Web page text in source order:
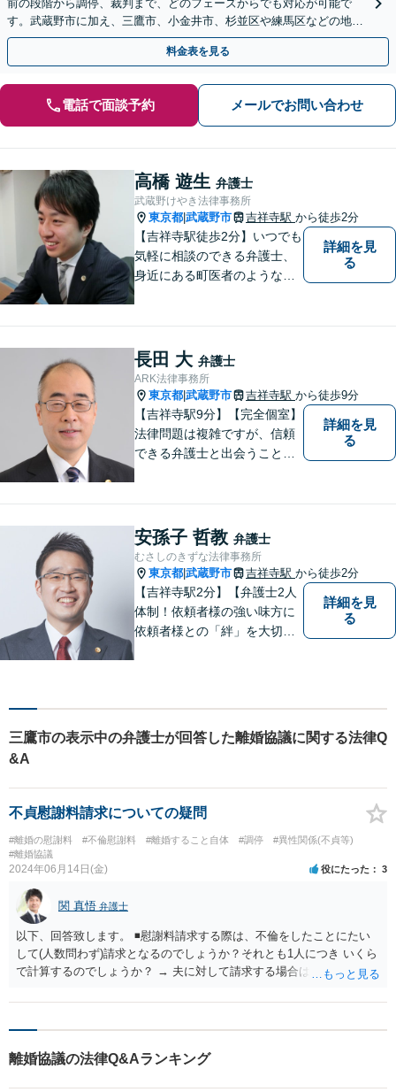
前の段階から調停、裁判まで、どのフェーズからでも対応が可能で
す。武蔵野市に加え、三鷹市、小金井市、杉並区や練馬区などの地域
にお住まいの方は、ぜひ当事務所にご相談ください。
料金表を見る
電話で面談予約 メールでお問い合わせ
高橋 遊生 弁護士
武蔵野けやき法律事務所
東京都 武蔵野市 吉祥寺駅 から徒歩2分
【吉祥寺駅徒歩2分】いつでも
気軽に相談のできる弁護士、
身近にある町医者のような弁
みます。お気軽にご相談くだ
さい。
詳細を見
る
長田 大 弁護士
ARK法律事務所
東京都 武蔵野市 吉祥寺駅 から徒歩9分
【吉祥寺駅9分】【完全個室】
法律問題は複雑ですが、信頼
できる弁護士と出会うことで
さい。一緒に最善の解決策を
見つけましょう。【迅速な対
応】
詳細を見
る
安孫子 哲教 弁護士
むさしのきずな法律事務所
東京都 武蔵野市 吉祥寺駅 から徒歩2分
【吉祥寺駅2分】【弁護士2人
体制！依頼者様の強い味方に
依頼者様との「絆」を大切
回収、企業法務、刑事事件、
インターネットなど
詳細を見
る
三鷹市の表示中の弁護士が回答した離婚協議に関する法律Q
&A
不貞慰謝料請求についての疑問
#離婚の慰謝料 #不倫慰謝料 #離婚すること自体 #調停
#異性関係(不貞等)
#離婚協議
2024年06月14日(金) 役にたった 3
関 真悟 弁護士
以下、回答致します。 ◾️慰謝料請求する際は、不倫をしたことにたい
して(人数問わず)請求となるのでしょうか？それとも1人につき いくら
で計算するのでしょうか？ → 夫に対して請求する場合は、前者になり
ものではないです。 ◾️また離婚前に夫へ慰謝料請求して、離婚後に不
離婚協議の法律Q&Aランキング